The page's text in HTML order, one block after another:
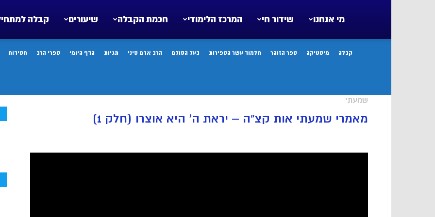
קבלה שיעורים חכמת הקבלה המרכז הלימודי שידור חי מי אנחנו
קבלה מיסטיקה ספר הזוהר תלמוד עשר הספירות בעל הסולם הרב אדם סיני תגיות הדף היומי ספרי הרב חסידות
שמעתי
מאמרי שמעתי אות קצ”ה – יראת ה’ היא אוצרו (חלק 1)